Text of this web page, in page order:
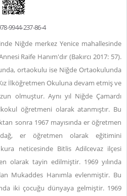
9944-237-86-4
Niğde merkez Yenice mahallesinde
Raife Hanım'dır (Bakırcı 2017: 57).
ortaokulu ise Niğde Ortaokulunda
İlköğretmen Okuluna devam etmiş ve
olmuştur. Aynı yıl Niğde Çamardı
öğretmeni olarak atanmıştır. Bu
sonra 1967 mayısında er öğretmen
er öğretmen olarak eğitimini
neticesinde Bitlis Adilcevaz ilçesi
olarak tayin edilmiştir. 1969 yılında
Mukaddes Hanımla evlenmiştir. Bu
iki çocuğu dünyaya gelmiştir. 1969